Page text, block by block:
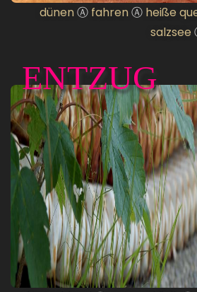
dünenⒶ fahrenⒶ heiße
salzsee
ENTZUG